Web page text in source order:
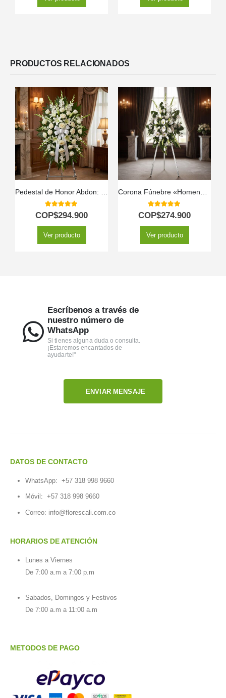
PRODUCTOS RELACIONADOS
Pedestal de Honor Abdon: Tributo Eterno Personalizado ⚜️
5.00out of 5
COP$294.900
Ver producto
Corona Fúnebre «Homenaje Guadalupe» con Envío Urgente 🕊️
5.00out of 5
COP$274.900
Ver producto
Escríbenos a través de
nuestro número de
WhatsApp
Si tienes alguna duda o consulta.
¡Estaremos encantados de
ayudarte!"
ENVIAR MENSAJE
DATOS DE CONTACTO
WhatsApp: +57 318 998 9660
Móvil: +57 318 998 9660
Correo: info@florescali.com.co
HORARIOS DE ATENCIÓN
Lunes a Viernes
De 7:00 a.m a 7:00 p.m
Sabados, Domingos y Festivos
De 7:00 a.m a 11:00 a.m
METODOS DE PAGO